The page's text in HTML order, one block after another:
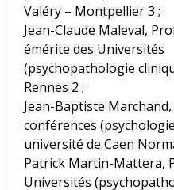
Valéry – Montpellier 3 ;
Jean-Claude Maleval,
émérite des Universités
(psychopathologie
Rennes 2 ;
Jean-Baptiste
conférences
université de Caen
Patrick Martin-Mattera,
Universités